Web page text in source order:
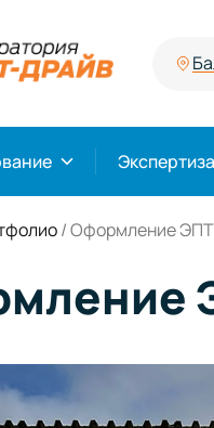
Экспертиза
/Оформление